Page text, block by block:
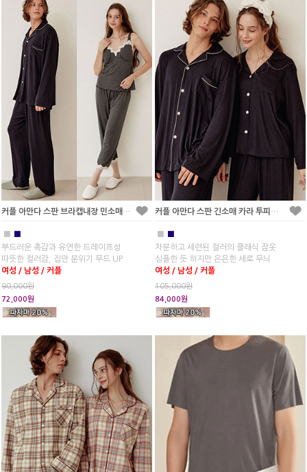
커플 아만다 스판 브라캡내장 민소매 투피스 잠옷(2C
■
부드러운 촉감과 유연한 드레이프성
따뜻한 컬러감, 집안 분위기 무드 UP
여성 / 남성 / 커플
90,000원
72,000원
커플 아만다 스판 긴소매 카라 투피스 잠옷(2C)
■
차분하고 세련된 컬러의 클래식 잠옷
심플한 듯 하지만 은은한 세로 무늬
여성 / 남성 / 커플
105,000원
84,000원